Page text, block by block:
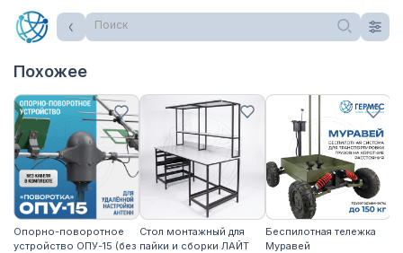
Поиск
Похожее
Опорно-поворотное
устройство ОПУ-15 (без
Стол монтажный для
пайки и сборки ЛАЙТ
Беспилотная тележка
Муравей